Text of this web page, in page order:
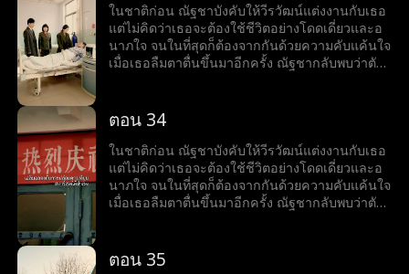
มหาวิทยาลัยไว้ และเริ่มต้นชีวิตใหม่อีกครั้ง
ในชาติก่อน ณัฐชาบังคับให้วีรวัฒน์แต่งงานกับเธอ
แต่ไม่คิดว่าเธอจะต้องใช้ชีวิตอย่างโดดเดี่ยวและอ
นาภใจ จนในที่สุดก็ต้องจากกันด้วยความคับแค้นใจ
เมื่อเธอลืมตาตื่นขึ้นมาอีกครั้ง ณัฐชากลับพบว่าตัว
แต่งงานกับวีรวัฒน์ แต่ในครั้งนี้ ณัฐชาตัดสินใจใหม่
มหาวิทยาลัยไว้ และเริ่มต้นชีวิตใหม่อีกครั้ง
ตอน 34
ในชาติก่อน ณัฐชาบังคับให้วีรวัฒน์แต่งงานกับเธอ
แต่ไม่คิดว่าเธอจะต้องใช้ชีวิตอย่างโดดเดี่ยวและอ
นาภใจ จนในที่สุดก็ต้องจากกันด้วยความคับแค้นใจ
เมื่อเธอลืมตาตื่นขึ้นมาอีกครั้ง ณัฐชากลับพบว่าตัว
แต่งงานกับวีรวัฒน์ แต่ในครั้งนี้ ณัฐชาตัดสินใจใหม่
ตอน 35